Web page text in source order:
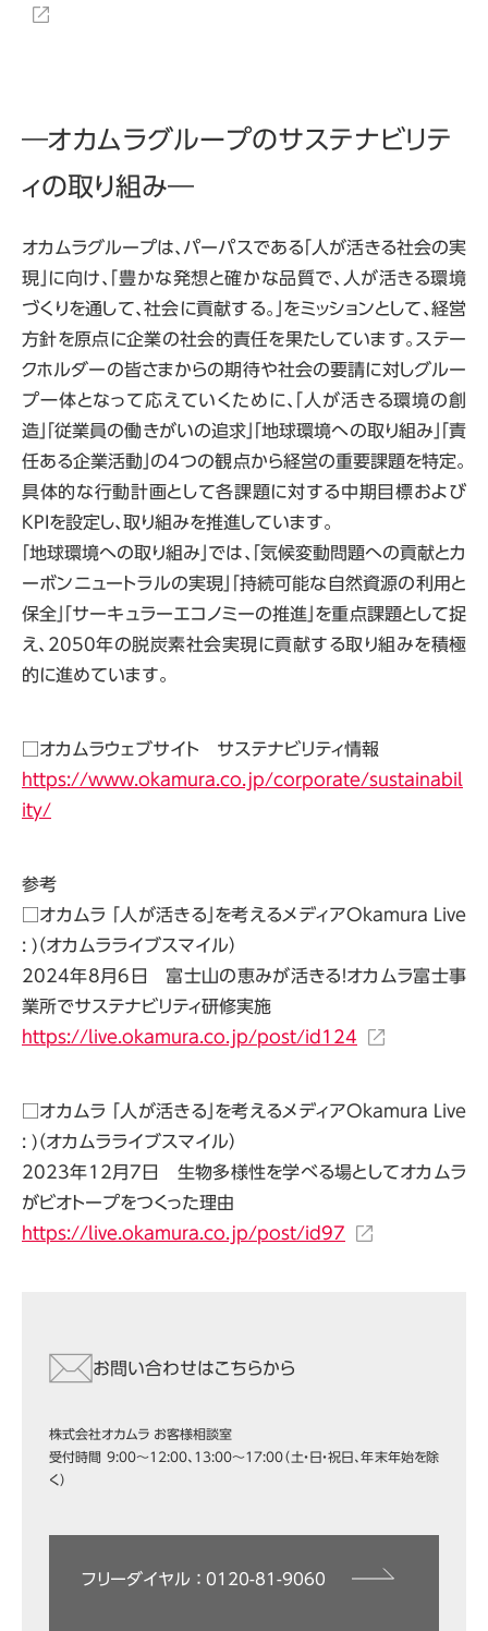
―オカムラグループのサステナビリテ
ィの取り組み―
オカムラグループは、パーパスである「人が活きる社会の実
現」に向け、「豊かな発想と確かな品質で、人が活きる環境
づくりを通して、社会に貢献する。」をミッションとして、経営
方針を原点に企業の社会的責任を果たしています。ステー
クホルダーの皆さまからの期待や社会の要請に対しグルー
プ一体となって応えていくために、「人が活きる環境の創
造」「従業員の働きがいの追求」「地球環境への取り組み」「責
任ある企業活動」の4つの観点から経営の重要課題を特定。
具体的な行動計画として各課題に対する中期目標および
KPIを設定し、取り組みを推進しています。
「地球環境への取り組み」では、「気候変動問題への貢献とカ
ーボンニュートラルの実現」「持続可能な自然資源の利用と
保全」「サーキュラーエコノミーの推進」を重点課題として捉
え、2050年の脱炭素社会実現に貢献する取り組みを積極
的に進めています。
□オカムラウェブサイト サステナビリティ情報
https://www.okamura.co.jp/corporate/sustainabil
ity/
参考
□オカムラ 「人が活きる」を考えるメディアOkamura Live
: )（オカムラライブスマイル）
2024年8月6日 富士山の恵みが活きる！オカムラ富士事
業所でサステナビリティ研修実施
https://live.okamura.co.jp/post/id124
□オカムラ 「人が活きる」を考えるメディアOkamura Live
: )（オカムラライブスマイル）
2023年12月7日 生物多様性を学べる場としてオカムラ
がビオトープをつくった理由
https://live.okamura.co.jp/post/id97
お問い合わせはこちらから
株式会社オカムラ お客様相談室
受付時間 9:00～12:00、13:00～17:00（土・日・祝日、年末年始を除
く）
フリーダイヤル ： 0120-81-9060